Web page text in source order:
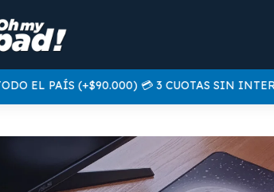
EL PAÍS (+$90.000) 💳 3 CUOTAS SIN INTERÉS